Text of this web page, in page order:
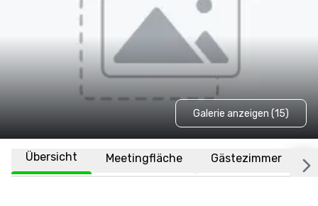
Galerie anzeigen (15)
Übersicht Meetingfläche Gästezimmer